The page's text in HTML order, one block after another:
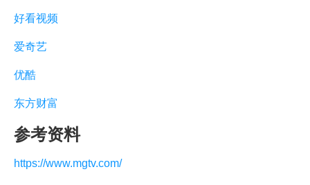
好看视频
爱奇艺
优酷
东方财富
参考资料
https://www.mgtv.com/